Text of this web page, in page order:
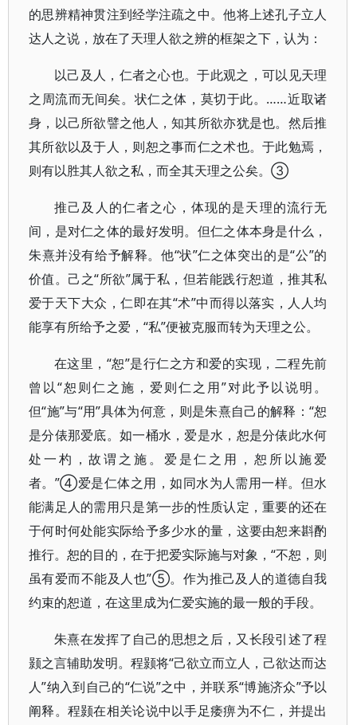
的思辨精神贯注到经学注疏之中。他将上述孔子立人
达人之说，放在了天理人欲之辨的框架之下，认为：
以己及人，仁者之心也。于此观之，可以见天理
之周流而无间矣。状仁之体，莫切于此。……近取诸
身，以己所欲譬之他人，知其所欲亦犹是也。然后推
其所欲以及于人，则恕之事而仁之术也。于此勉焉，
则有以胜其人欲之私，而全其天理之公矣。③
推己及人的仁者之心，体现的是天理的流行无
间，是对仁之体的最好发明。但仁之体本身是什么，
朱熹并没有给予解释。他“状”仁之体突出的是“公”的
价值。己之“所欲”属于私，但若能践行恕道，推其私
爱于天下大众，仁即在其“术”中而得以落实，人人均
能享有所给予之爱，“私”便被克服而转为天理之公。
在这里，“恕”是行仁之方和爱的实现，二程先前
曾以“恕则仁之施，爱则仁之用”对此予以说明。
但“施”与“用”具体为何意，则是朱熹自己的解释：“恕
是分俵那爱底。如一桶水，爱是水，恕是分俵此水何
处一杓，故谓之施。爱是仁之用，恕所以施爱
者。”④爱是仁体之用，如同水为人需用一样。但水
能满足人的需用只是第一步的性质认定，重要的还在
于何时何处能实际给予多少水的量，这要由恕来斟酌
推行。恕的目的，在于把爱实际施与对象，“不恕，则
虽有爱而不能及人也”⑤。作为推己及人的道德自我
约束的恕道，在这里成为仁爱实施的最一般的手段。
朱熹在发挥了自己的思想之后，又长段引述了程
颢之言辅助发明。程颢将“己欲立而立人，己欲达而达
人”纳入到自己的“仁说”之中，并联系“博施济众”予以
阐释。程颢在相关论说中以手足痿痹为不仁，并提出